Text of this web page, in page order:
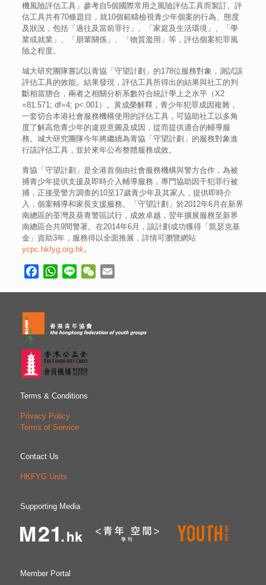
機風險評估工具」參考自5個國際常用之風險評估工具而製訂。評
估工具共有70條題目，就10個範疇檢視青少年個案的行為、態度
及狀況，包括「過往及當前罪行」、「家庭及生活環境」、「學
業或就業」、「朋輩關係」、「物質濫用」等，評估個案犯罪風
險之程度。
城大研究團隊嘗試以青協「守望計劃」的178位服務對象，測試該
評估工具的效能。結果發現，評估工具所得出的結果與社工的判
斷相當脗合，兩者之相關分析系數符合統計學上之水平（X2
=81.571; df=4; p<.001）。黃成榮解釋，青少年犯罪成因複雜，
一套切合本港社會服務機構使用的評估工具，可協助社工以多角
度了解高危青少年的違規意圖及成因，從而提供適合的輔導服
務。城大研究團隊今年將繼續為青協「守望計劃」的服務對象進
行該評估工具，並於來年公布整體服務成效。
青協「守望計劃」是全港首個由社會服務機構與警方合作，為被
捕青少年提供支援及即時介入輔導服務，專門協助因干犯罪行被
捕，正接受警方調查的10至17歲青少年及其家人，提供即時介
入，個案輔導和家長支援服務。「守望計劃」於2012年6月在新界
南總區的荃灣及葵青警區試行，成效卓越，翌年擴展服務至新界
南總區合共9間警署。在2014年6月，該計劃成功獲得「凱瑟克基
金」資助3年，服務得以全面推展，詳情可瀏覽網站
ycpc.hkfyg.org.hk。
FacebookWhatsApp
Line WeChat
Terms & Conditions
Privacy Policy
Terms of Service
Contact Us
HKFYG Units
Supporting Media
Member Portal